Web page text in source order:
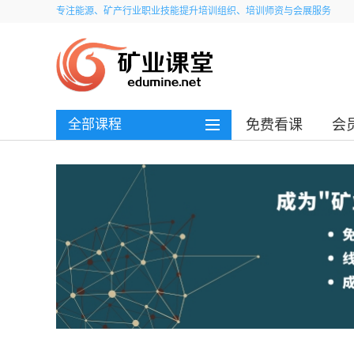
专注能源、矿产行业职业技能提升培训组织、培训师资与会展服务
全部课程 免费看课 会